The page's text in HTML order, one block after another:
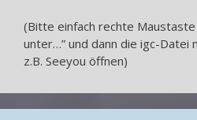
(Bitte einfach rechte Maustaste
unter…” und dann die igc-Datei
z.B. Seeyou öffnen)